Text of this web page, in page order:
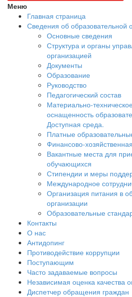
Меню
Главная страница
Сведения об образовательной
Основные сведения
Структура и органы
организацией
Документы
Образование
Руководство
Педагогический состав
Материально-
оснащенность
Доступная среда.
Платные
Финансово-
Вакантные места для
обучающихся
Стипендии и меры
Международное
Организация питания в
организации
Образовательные
Контакты
О нас
Антидопинг
Противодействие коррупции
Поступающим
Часто задаваемые вопросы
Независимая оценка качества
Диспетчер обращения граждан